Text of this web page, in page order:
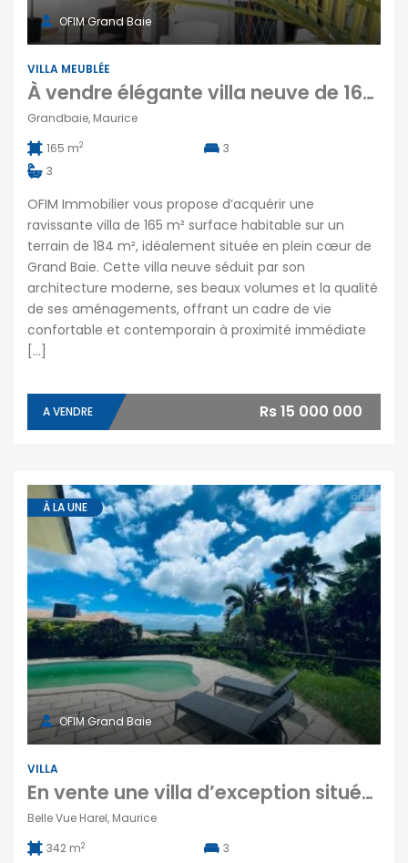
OFIM Grand Baie
VILLA MEUBLÉE
À vendre élégante villa neuve de 165m2 avec piscine et rooftop au cœur de Grand Baie
Grandbaie, Maurice
165 m2
3
3
OFIM Immobilier vous propose d’acquérir une
ravissante villa de 165 m² surface habitable sur un
terrain de 184 m², idéalement située en plein cœur de
Grand Baie. Cette villa neuve séduit par son
architecture moderne, ses beaux volumes et la qualité
de ses aménagements, offrant un cadre de vie
confortable et contemporain à proximité immédiate
[…]
A VENDRE Rs 15 000 000
À LA UNE
OFIM Grand Baie
VILLA
En vente une villa d’exception située dans le prestigieux Domaine Hill Side à Belle Vue Harel
Belle Vue Harel, Maurice
342 m2 3